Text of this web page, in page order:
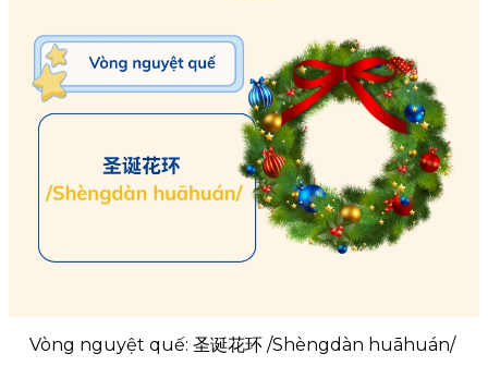
Vòng nguyệt quế: 圣诞花环 /Shèngdàn huāhuán/